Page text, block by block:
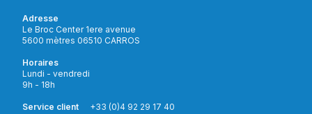
Incontinence
Soins & Diagnostic
Aide à la mobilité
Matériel de location
Nouveautés
Promotions
Mon compte
Livraison et paiement
Adresse
Le Broc Center 1ere avenue
5600 mètres 06510 CARROS
Horaires
Lundi - vendredi
9h - 18h
Service client
+33 (0)4 92 29 17 40